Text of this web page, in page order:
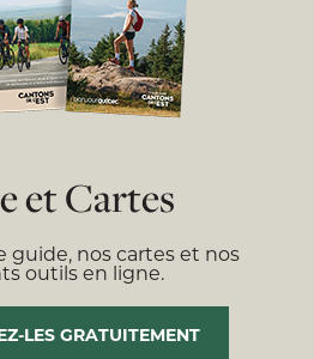
et Cartes
guide, nos cartes et nos
outils en ligne.
LES GRATUITEMENT